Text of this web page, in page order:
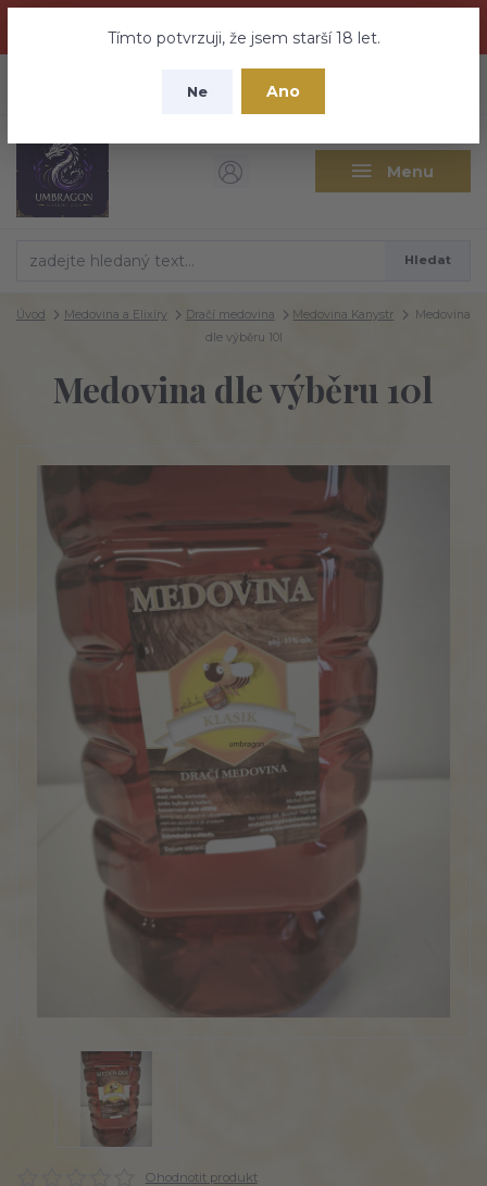
nebuďte vyděšeni zde najdete vše a ještě mnohem víc
Tímto potvrzuji, že jsem starší 18 let.
Ne Ano
Menu
CZK
Hledat
Úvod Medovina a Elixíry Dračí medovina Medovina Kanystr
Medovina
dle výběru 10l
Medovina dle výběru 10l
Ohodnotit produkt